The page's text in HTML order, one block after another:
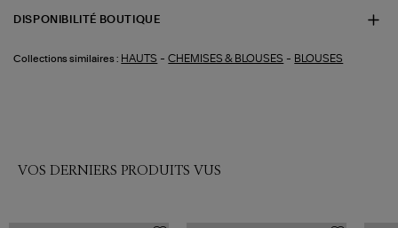
DISPONIBILITÉ BOUTIQUE
Collections similaires : HAUTS -CHEMISES & BLOUSES - BLOUSES
VOS DERNIERS PRODUITS VUS